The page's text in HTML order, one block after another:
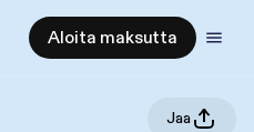
Aloita maksutta
Jaa